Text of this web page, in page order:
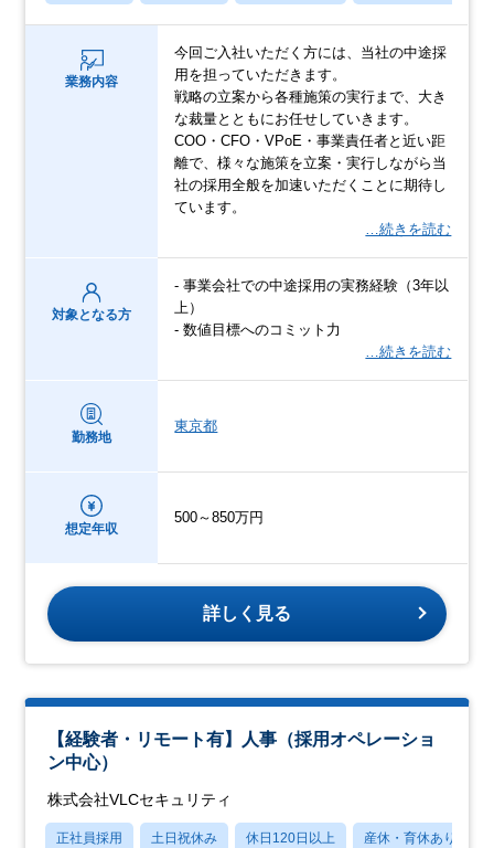
業務内容
今回ご入社いただく方には、当社の中途採
用を担っていただきます。
戦略の立案から各種施策の実行まで、大き
な裁量とともにお任せしていきます。
COO・CFO・VPoE・事業責任者と近い距
離で、様々な施策を立案・実行しながら当
社の採用全般を加速いただくことに期待し
ています。
…続きを読む
対象となる方
- 事業会社での中途採用の実務経験（3年以
上）
- 数値目標へのコミット力
…続きを読む
勤務地
東京都
想定年収
500～850万円
詳しく見る
【経験者・リモート有】人事（採用オペレーショ
ン中心）
株式会社VLCセキュリティ
正社員採用 土日祝休み 休日120日以上 産休・育休あり